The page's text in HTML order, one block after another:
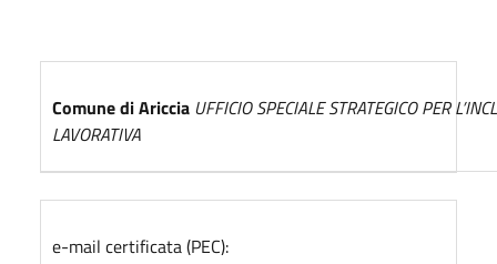
Comune di Ariccia UFFICIO SPECIALE STRATEGICO PER
LAVORATIVA
e-mail certificata (PEC):